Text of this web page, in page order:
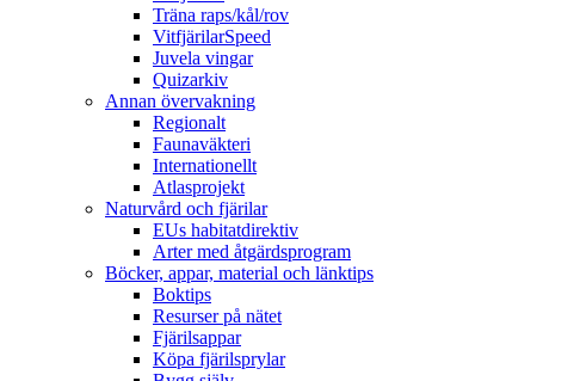
Träna raps/kål/rov
VitfjärilarSpeed
Juvela vingar
Quizarkiv
Annan övervakning
Regionalt
Faunaväkteri
Internationellt
Atlasprojekt
Naturvård och fjärilar
EUs habitatdirektiv
Arter med åtgärdsprogram
Böcker, appar, material och länktips
Boktips
Resurser på nätet
Fjärilsappar
Köpa fjärilsprylar